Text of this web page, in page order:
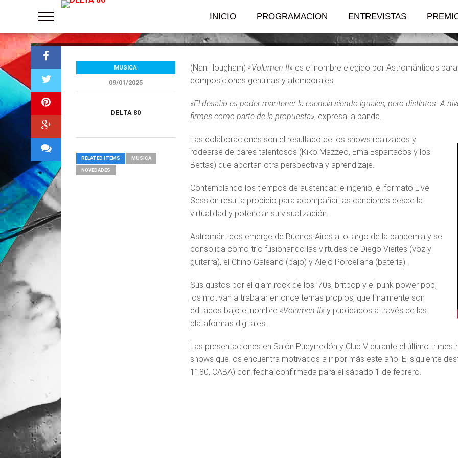
INICIO PROGRAMACION ENTREVISTAS
las plataformas y un show en
(Nan Hougham) «Volumen II»es el nombre elegido por Astrománticos
composiciones genuinas y atemporales.
«El desafío es poder mantener la esencia siendo iguales, pero distintos. A
firmes como parte de la propuesta», expresa la banda.
Las colaboraciones son el resultado de los shows realizados y
rodearse de pares talentosos (Kiko Mazzeo, Ema Espartacos y los
Bettas) que aportan otra perspectiva y aprendizaje.
Contemplando los tiempos de austeridad e ingenio, el formato Live
Session resulta propicio para acompañar las canciones desde la
virtualidad y potenciar su visualización.
Astrománticos emerge de Buenos Aires a lo largo de la pandemia y se
consolida como trío fusionando las virtudes de Diego Vieites (voz y
guitarra), el Chino Galeano (bajo) y Alejo Porcellana (batería).
Sus gustos por el glam rock de los ’70s, britpop y el punk power pop,
los motivan a trabajar en once temas propios, que finalmente son
editados bajo el nombre «Volumen II»y publicados a través de las
plataformas digitales.
Las presentaciones en Salón Pueyrredón y Club V durante el último
shows que los encuentra motivados a ir por más este año. El siguiente
1180, CABA) con fecha confirmada para el sábado 1 de febrero.
MUSICA
09/01/2025
DELTA 80
RELATED ITEMS MUSICA
NOVEDADES